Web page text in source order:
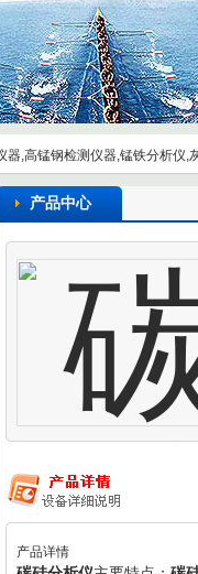
器,高锰钢检测仪器,锰铁分析仪,
产品中心
产品详情